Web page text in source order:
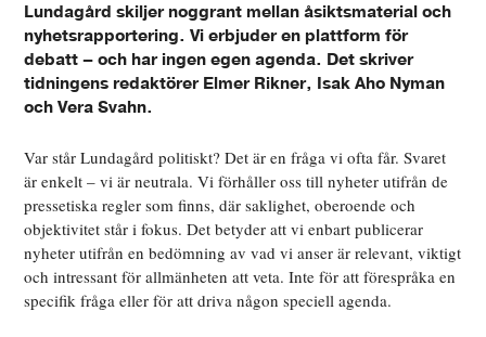
Lundagård skiljer noggrant mellan åsiktsmaterial och
nyhetsrapportering. Vi erbjuder en plattform för
debatt – och har ingen egen agenda. Det skriver
tidningens redaktörer Elmer Rikner, Isak Aho Nyman
och Vera Svahn.
Var står Lundagård politiskt? Det är en fråga vi ofta får. Svaret
är enkelt – vi är neutrala. Vi förhåller oss till nyheter utifrån de
pressetiska regler som finns, där saklighet, oberoende och
objektivitet står i fokus. Det betyder att vi enbart publicerar
nyheter utifrån en bedömning av vad vi anser är relevant, viktigt
och intressant för allmänheten att veta. Inte för att förespråka en
specifik fråga eller för att driva någon speciell agenda.